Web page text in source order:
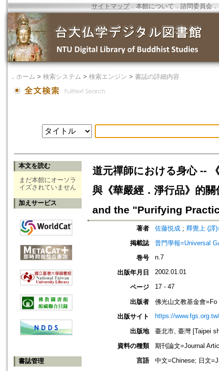
サイトマップ．本館について ． 諮問委員会 ．
． ホーム > 検索システム > 検索エンジン > 書誌の詳細内容
本文を読む
まだ本館にオーソラ
イズされていません
加えサービス
書誌管理
道元禪師における身心 --
與《華嚴經．淨行品》的
and the "Purifying
著者 佐藤悦成 ; 釋覺上 (譯
掲載誌
普門學報=Universal
巻号
n.7
出版年月日 2002.01.01
ページ 17 - 47
出版者
佛光山文教基金會
出版サイト
https://www.fgs.org.tw/
出版地
臺北市, 臺灣 [Taipei
資料の種類
期刊論文=Journal
言語
中文=Chinese; 日文